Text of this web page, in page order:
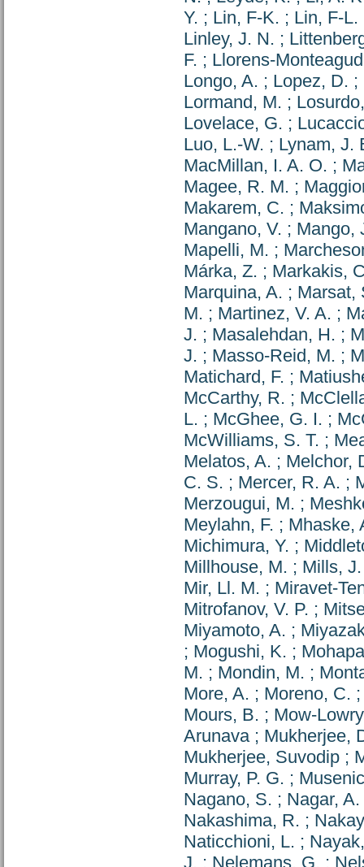
Y. ; Lin, F-K. ; Lin, F-L.
Linley, J. N. ;
F. ; Llorens-
Longo, A. ; Lopez, D. ;
Lormand, M. ;
Lovelace, G. ;
Luo, L.-W. ; Lynam, J.
MacMillan, I. A. O. ;
Magee, R. M. ;
Makarem, C. ;
Mangano, V. ; Mango,
Mapelli, M. ;
Márka, Z. ; Markakis,
Marquina, A. ; Marsat,
M. ; Martinez, V. A. ;
J. ; Masalehdan, H. ;
J. ; Masso-Reid, M. ;
Matichard, F. ;
McCarthy, R. ;
L. ; McGhee, G. I. ;
McWilliams, S. T. ;
Melatos, A. ; Melchor,
C. S. ; Mercer, R. A. ;
Merzougui, M. ;
Meylahn, F. ; Mhaske,
Michimura, Y. ;
Millhouse, M. ; Mills,
Mir, Ll. M. ; Miravet-
Mitrofanov, V. P. ;
Miyamoto, A. ;
; Mogushi, K. ;
M. ; Mondin, M. ;
More, A. ; Moreno, C.
Mours, B. ; Mow-
Arunava; Mukherjee,
Mukherjee, Suvodip ;
Murray, P. G. ;
Nagano, S. ; Nagar, A.
Nakashima, R. ;
Naticchioni, L. ;
J. ; Nelemans, G. ;